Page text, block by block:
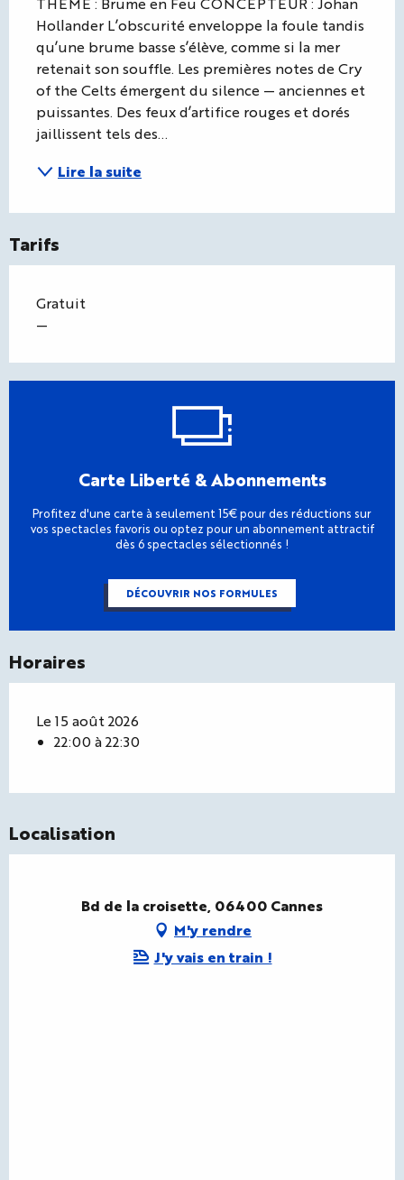
Hollander L’obscurité enveloppe la foule tandis
qu’une brume basse s’élève, comme si la mer
retenait son souffle. Les premières notes de Cry
of the Celts émergent du silence — anciennes et
puissantes. Des feux d’artifice rouges et dorés
jaillissent tels des...
Lire la suite
Tarifs
Gratuit
—
Carte Liberté & Abonnements
Profitez d'une carte à seulement 15€ pour des réductions sur
vos spectacles favoris ou optez pour un abonnement attractif
dès 6 spectacles sélectionnés !
DÉCOUVRIR NOS FORMULES
Horaires
Le 15 août 2026
22:00 à 22:30
Localisation
Bd de la croisette, 06400 Cannes
M'y rendre
J'y vais en train !